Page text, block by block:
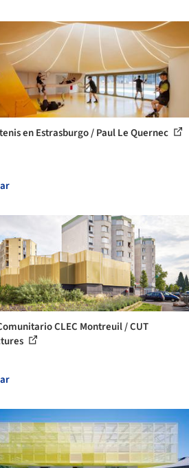
en Estrasburgo / Paul Le Quernec
CLEC Montreuil / CUT